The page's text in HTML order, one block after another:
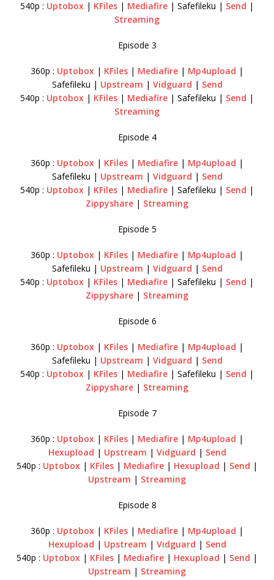
540p : Uptobox | KFiles | Mediafire | Safefileku | Send |
Streaming
Episode 3
360p : Uptobox | KFiles | Mediafire | Mp4upload |
Safefileku | Upstream | Vidguard | Send
540p : Uptobox | KFiles | Mediafire | Safefileku | Send |
Streaming
Episode 4
360p : Uptobox | KFiles | Mediafire | Mp4upload |
Safefileku | Upstream | Vidguard | Send
540p : Uptobox | KFiles | Mediafire | Safefileku | Send |
Zippyshare | Streaming
Episode 5
360p : Uptobox | KFiles | Mediafire | Mp4upload |
Safefileku | Upstream | Vidguard | Send
540p : Uptobox | KFiles | Mediafire | Safefileku | Send |
Zippyshare | Streaming
Episode 6
360p : Uptobox | KFiles | Mediafire | Mp4upload |
Safefileku | Upstream | Vidguard | Send
540p : Uptobox | KFiles | Mediafire | Safefileku | Send |
Zippyshare | Streaming
Episode 7
360p : Uptobox | KFiles | Mediafire | Mp4upload |
Hexupload | Upstream | Vidguard | Send
540p : Uptobox | KFiles | Mediafire | Hexupload | Send |
Upstream | Streaming
Episode 8
360p : Uptobox | KFiles | Mediafire | Mp4upload |
Hexupload | Upstream | Vidguard | Send
540p : Uptobox | KFiles | Mediafire | Hexupload | Send |
Upstream | Streaming